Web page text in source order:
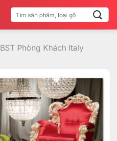
Tìm
kiếm:
BST Phòng Khách Italy